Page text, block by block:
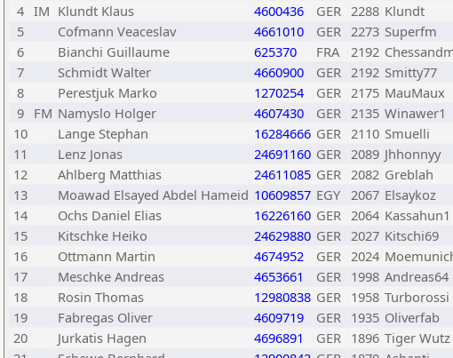
4 IM Klundt Klaus 4600436 GER 2288 Klundt
5
Cofmann Veaceslav 4661010 GER 2273 Superfm
6
Bianchi Guillaume 625370 FRA 2192
7
Schmidt Walter 4660900 GER 2192 Smitty77
8
Perestjuk Marko 1270254 GER 2175 MauMaux
9
FM Namyslo Holger 4607430 GER 2135 Winawer1
10
Lange Stephan 16284666 GER 2110 Smuelli
11
Lenz Jonas 24691160 GER 2089 Jhhonnyy
12
Ahlberg Matthias 24611085 GER 2082 Greblah
13
Moawad Elsayed Abdel Hameid 10609857 EGY 2067 Elsaykoz
14
Ochs Daniel Elias 16226160 GER 2064 Kassahun1
15
Kitschke Heiko 24629880 GER 2027 Kitschi69
16
Ottmann Martin 4674952 GER 2024
17
Meschke Andreas 4653661 GER 1998 Andreas64
18
Rosin Thomas 12980838 GER 1958 Turborossi
19
Fabregas Oliver 4609719 GER 1935 Oliverfab
20
Jurkatis Hagen 4696891 GER 1896 Tiger Wutz